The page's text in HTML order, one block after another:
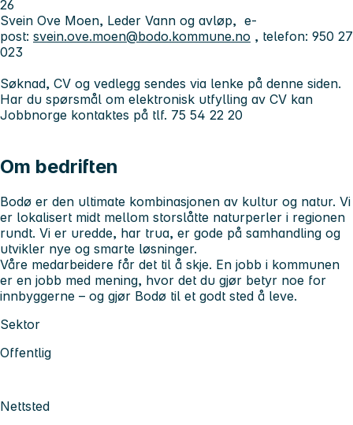
26
Svein Ove Moen, Leder Vann og avløp, e-
post: svein.ove.moen@bodo.kommune.no , telefon: 950 27
023
Søknad, CV og vedlegg sendes via lenke på denne siden.
Har du spørsmål om elektronisk utfylling av CV kan
Jobbnorge kontaktes på tlf. 75 54 22 20
Om bedriften
Bodø er den ultimate kombinasjonen av kultur og natur. Vi
er lokalisert midt mellom storslåtte naturperler i regionen
rundt. Vi er uredde, har trua, er gode på samhandling og
utvikler nye og smarte løsninger.
Våre medarbeidere får det til å skje. En jobb i kommunen
er en jobb med mening, hvor det du gjør betyr noe for
innbyggerne – og gjør Bodø til et godt sted å leve.
Sektor
Offentlig
Nettsted